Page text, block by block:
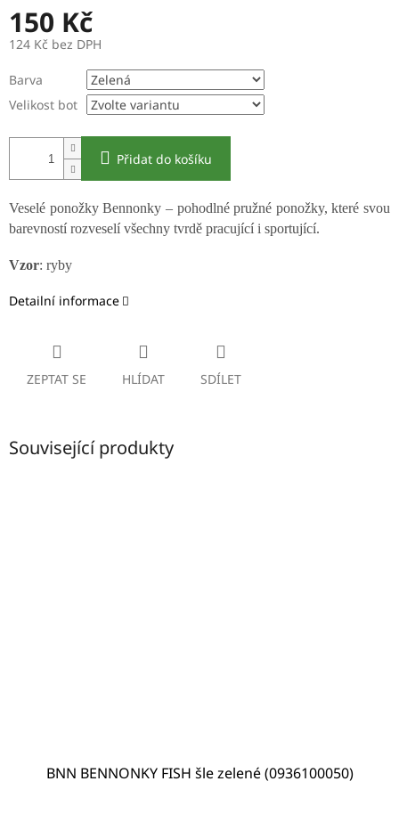
150 Kč
124 Kč bez DPH
cena:
Barva
Velikost bot
Přidat do košíku
Veselé ponožky Bennonky – pohodlné pružné ponožky, které svou
barevností rozveselí všechny tvrdě pracující i sportující.
Vzor: ryby
Detailní informace
ZEPTAT SE HLÍDAT SDÍLET
Související produkty
BNN BENNONKY FISH šle zelené (0936100050)